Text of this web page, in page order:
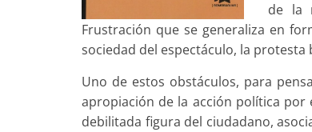
de la
Frustración que se generaliza en
sociedad del espectáculo, la
Uno de estos obstáculos, para
apropiación de la acción política
debilitada figura del ciudadano,